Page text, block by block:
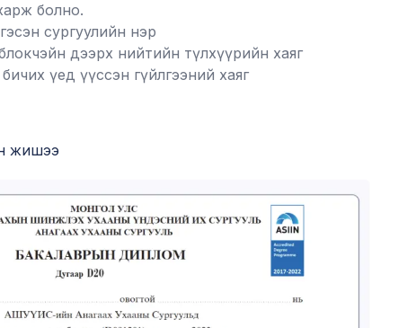
болно.
сургуулийн нэр
дээрх нийтийн түлхүүрийн хаяг
үед үүссэн гүйлгээний хаяг
жишээ